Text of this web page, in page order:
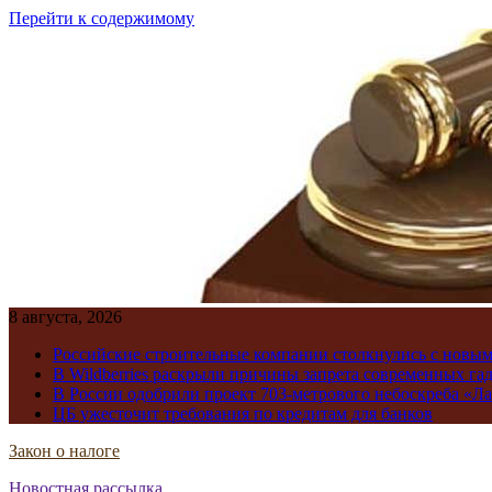
Перейти к содержимому
8 августа, 2026
Российские строительные компании столкнулись с
В Wildberries раскрыли причины запрета современных
В России одобрили проект 703-метрового небоскреба
ЦБ ужесточит требования по кредитам для банков
Закон о налоге
Новостная рассылка